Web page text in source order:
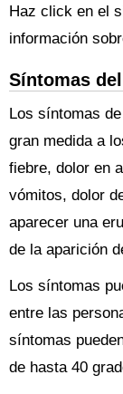
Haz click en el
información
Síntomas
Los síntomas
gran medida a
fiebre, dolor en
vómitos, dolor
aparecer una
de la aparición
Los síntomas
entre las
síntomas
de hasta 40